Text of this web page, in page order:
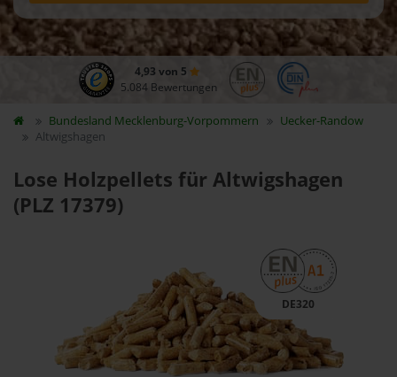
4,93 von 5
5.084 Bewertungen
Bundesland Mecklenburg-Vorpommern
Uecker-Randow
Altwigshagen
Lose Holzpellets für Altwigshagen
(PLZ 17379)
DE320